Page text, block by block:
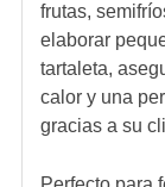
frutas,
elaborar
tartaleta,
calor y una
gracias a su